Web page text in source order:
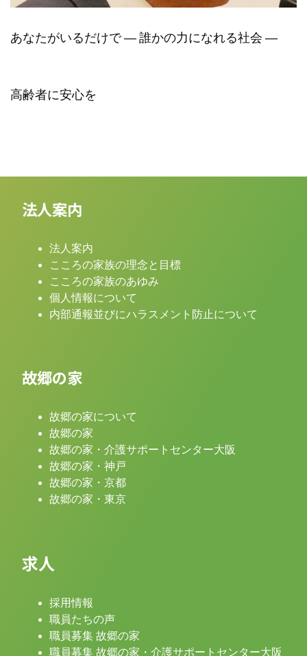
あなたがいるだけで ― 誰かの力になれる社会 ―
高齢者に安心を
法人案内
法人案内
こころの家族の理念と目標
こころの家族のあゆみ
個人情報について
内部通報並びにハラスメント防止について
故郷の家
故郷の家について
故郷の家
故郷の家・介護サポートセンター大阪
故郷の家・神戸
故郷の家・京都
故郷の家・東京
求人
採用情報
職員たちの声
職員募集 故郷の家
職員募集 故郷の家・介護サポートセンター大阪